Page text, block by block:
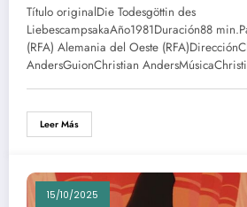
Título originalDie Todesgöttin des
LiebescampsakaAño1981Duración88
(RFA) Alemania del Oeste
AndersGuionChristian
Leer Más
15/10/2025